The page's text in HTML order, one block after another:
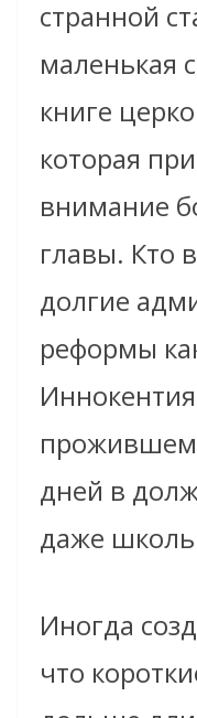
странной
маленькая
книге
которая
внимание
главы. Кто
долгие
реформы
прожившем
дней в
даже
Иногда
что